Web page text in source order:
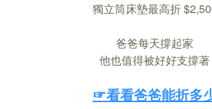
獨立筒床墊最高折
爸爸每天撐起家
他也值得被好好支撐著
☞看看爸爸能折多